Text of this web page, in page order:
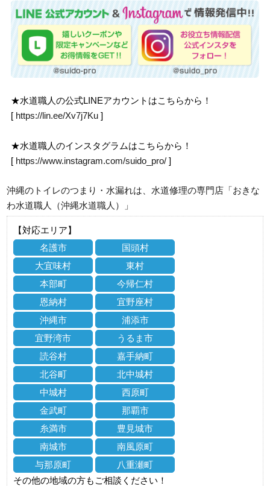
★水道職人の公式LINEアカウントはこちらから！
[ https://lin.ee/Xv7j7Ku ]
★水道職人のインスタグラムはこちらから！
[ https://www.instagram.com/suido_pro/ ]
沖縄のトイレのつまり・水漏れは、水道修理の専門店「おきな
わ水道職人（沖縄水道職人）」
【対応エリア】
名護市
国頭村
大宜味村
東村
本部町
今帰仁村
恩納村
宜野座村
沖縄市
浦添市
宜野湾市
うるま市
読谷村
嘉手納町
北谷町
北中城村
中城村
西原町
金武町
那覇市
糸満市
豊見城市
南城市
南風原町
与那原町
八重瀬町
その他の地域の方もご相談ください！